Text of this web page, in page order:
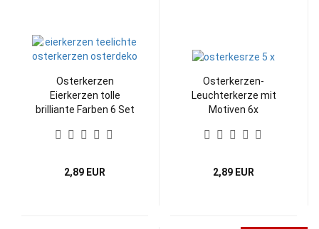
Osterkerzen
Eierkerzen tolle
brilliante Farben 6 Set
2,89 EUR
Osterkerzen-
Leuchterkerze mit
Motiven 6x
2,89 EUR